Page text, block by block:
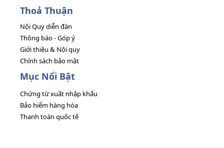
Thoả Thuận
Nội Quy diễn đàn
Thông báo - Góp ý
Giới thiệu & Nội quy
Chính sách bảo mật
Mục Nổi Bật
Chứng từ xuất nhập khẩu
Bảo hiểm hàng hóa
Thanh toán quốc tế